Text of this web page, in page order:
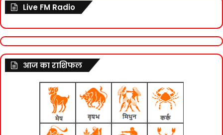
Live FM Radio
आज का राशिफल